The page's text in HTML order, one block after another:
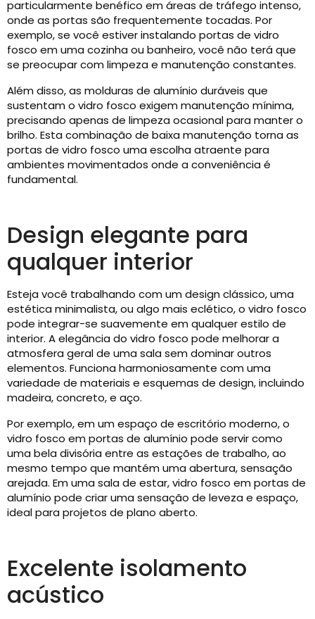
particularmente benéfico em áreas de tráfego intenso,
onde as portas são frequentemente tocadas. Por
exemplo, se você estiver instalando portas de vidro
fosco em uma cozinha ou banheiro, você não terá que
se preocupar com limpeza e manutenção constantes.
Além disso, as molduras de alumínio duráveis ​​que
sustentam o vidro fosco exigem manutenção mínima,
precisando apenas de limpeza ocasional para manter o
brilho. Esta combinação de baixa manutenção torna as
portas de vidro fosco uma escolha atraente para
ambientes movimentados onde a conveniência é
fundamental.
Design elegante para
qualquer interior
Esteja você trabalhando com um design clássico, uma
estética minimalista, ou algo mais eclético, o vidro fosco
pode integrar-se suavemente em qualquer estilo de
interior. A elegância do vidro fosco pode melhorar a
atmosfera geral de uma sala sem dominar outros
elementos. Funciona harmoniosamente com uma
variedade de materiais e esquemas de design, incluindo
madeira, concreto, e aço.
Por exemplo, em um espaço de escritório moderno, o
vidro fosco em portas de alumínio pode servir como
uma bela divisória entre as estações de trabalho, ao
mesmo tempo que mantém uma abertura, sensação
arejada. Em uma sala de estar, vidro fosco em portas de
alumínio pode criar uma sensação de leveza e espaço,
ideal para projetos de plano aberto.
Excelente isolamento
acústico